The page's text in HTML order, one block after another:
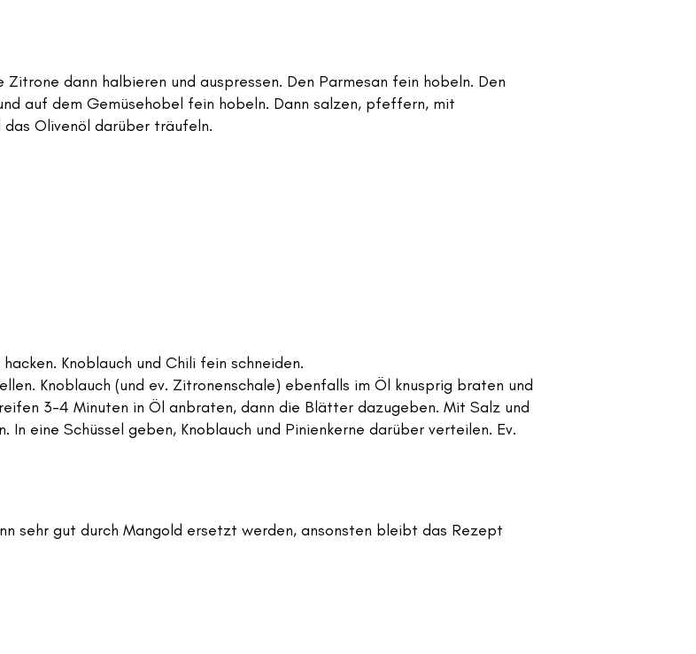
dann halbieren und auspressen. Den Parmesan fein hobeln. Den
auf dem Gemüsehobel fein hobeln. Dann salzen, pfeffern, mit
Olivenöl darüber träufeln.
Knoblauch und Chili fein schneiden.
Knoblauch (und ev. Zitronenschale) ebenfalls im Öl knusprig braten und
3-4 Minuten in Öl anbraten, dann die Blätter dazugeben. Mit Salz und
eine Schüssel geben, Knoblauch und Pinienkerne darüber verteilen. Ev.
sehr gut durch Mangold ersetzt werden, ansonsten bleibt das Rezept